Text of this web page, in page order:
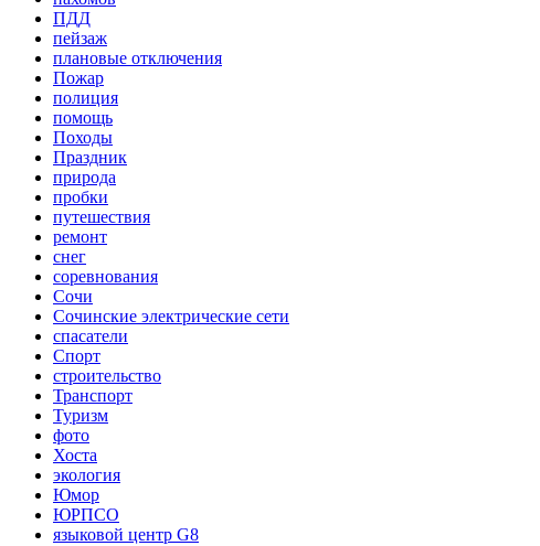
ПДД
пейзаж
плановые отключения
Пожар
полиция
помощь
Походы
Праздник
природа
пробки
путешествия
ремонт
снег
соревнования
Сочи
Сочинские электрические сети
спасатели
Спорт
строительство
Транспорт
Туризм
фото
Хоста
экология
Юмор
ЮРПСО
языковой центр G8